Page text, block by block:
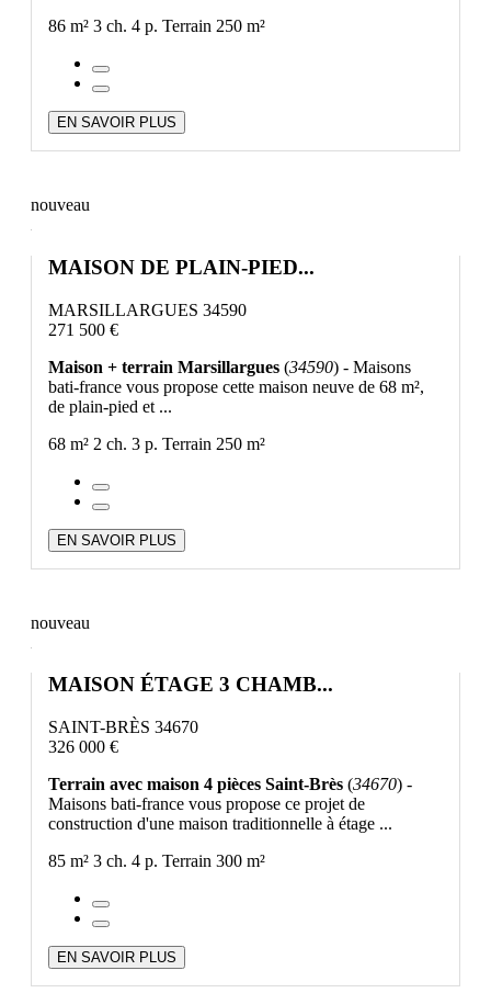
86 m² 3 ch. 4 p. Terrain 250 m²
EN SAVOIR PLUS
nouveau
MAISON DE PLAIN-PIED...
MARSILLARGUES 34590
271 500 €
Maison + terrain Marsillargues (34590) - Maisons
bati-france vous propose cette maison neuve de 68 m²,
de plain-pied et ...
68 m² 2 ch. 3 p. Terrain 250 m²
EN SAVOIR PLUS
nouveau
MAISON ÉTAGE 3 CHAMB...
SAINT-BRÈS 34670
326 000 €
Terrain avec maison 4 pièces Saint-Brès (34670) -
Maisons bati-france vous propose ce projet de
construction d'une maison traditionnelle à étage ...
85 m² 3 ch. 4 p. Terrain 300 m²
EN SAVOIR PLUS